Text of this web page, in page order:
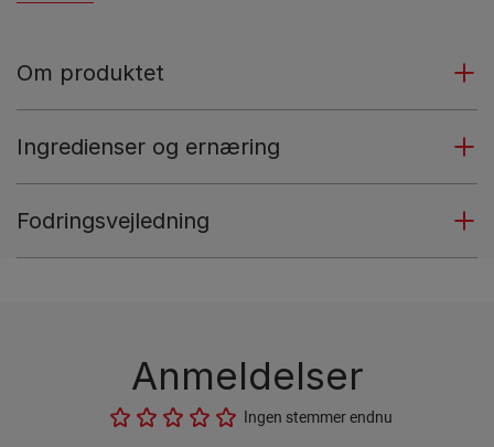
Om produktet
Ingredienser og ernæring
Fodringsvejledning
Anmeldelser
Ingen stemmer endnu